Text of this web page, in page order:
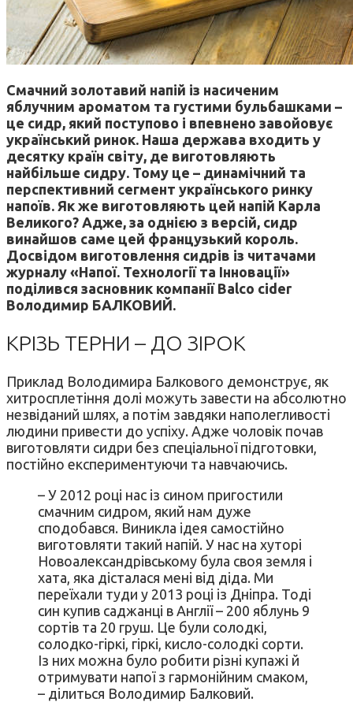
Смачний золотавий напій із насиченим
яблучним ароматом та густими бульбашками –
це сидр, який поступово і впевнено завойовує
український ринок. Наша держава входить у
десятку країн світу, де виготовляють
найбільше сидру. Тому це – динамічний та
перспективний сегмент українського ринку
напоїв. Як же виготовляють цей напій Карла
Великого? Адже, за однією з версій, сидр
винайшов саме цей французький король.
Досвідом виготовлення сидрів із читачами
журналу «Напої. Технології та Інновації»
поділився засновник компанії Balco cider
Володимир БАЛКОВИЙ.
КРІЗЬ ТЕРНИ – ДО ЗІРОК
Приклад Володимира Балкового демонструє, як
хитросплетіння долі можуть завести на абсолютно
незвіданий шлях, а потім завдяки наполегливості
людини привести до успіху. Адже чоловік почав
виготовляти сидри без спеціальної підготовки,
постійно експериментуючи та навчаючись.
– У 2012 році нас із сином пригостили
смачним сидром, який нам дуже
сподобався. Виникла ідея самостійно
виготовляти такий напій. У нас на хуторі
Новоалександрівському була своя земля і
хата, яка дісталася мені від діда. Ми
переїхали туди у 2013 році із Дніпра. Тоді
син купив саджанці в Англії – 200 яблунь 9
сортів та 20 груш. Це були солодкі,
солодко-гіркі, гіркі, кисло-солодкі сорти.
Із них можна було робити різні купажі й
отримувати напої з гармонійним смаком,
– ділиться Володимир Балковий.